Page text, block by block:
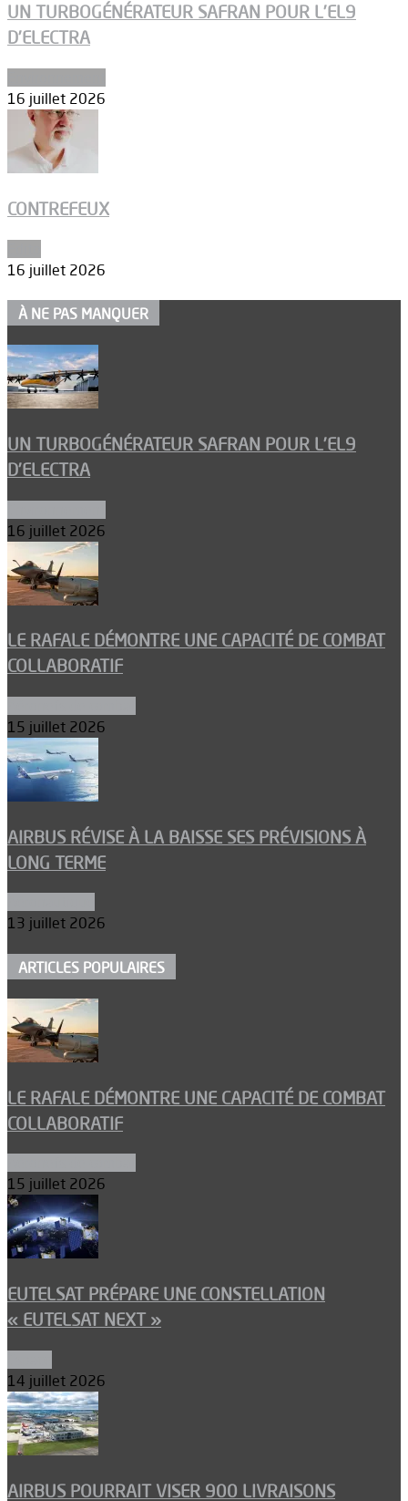
UN TURBOGÉNÉRATEUR SAFRAN POUR L’EL9
D’ELECTRA
16 juillet 2026
CONTREFEUX
16 juillet 2026
À NE PAS MANQUER
UN TURBOGÉNÉRATEUR SAFRAN POUR L’EL9
D’ELECTRA
16 juillet 2026
LE RAFALE DÉMONTRE UNE CAPACITÉ DE COMBAT
COLLABORATIF
15 juillet 2026
AIRBUS RÉVISE À LA BAISSE SES PRÉVISIONS À
LONG TERME
13 juillet 2026
ARTICLES POPULAIRES
LE RAFALE DÉMONTRE UNE CAPACITÉ DE COMBAT
COLLABORATIF
15 juillet 2026
EUTELSAT PRÉPARE UNE CONSTELLATION
« EUTELSAT NEXT »
14 juillet 2026
AIRBUS POURRAIT VISER 900 LIVRAISONS